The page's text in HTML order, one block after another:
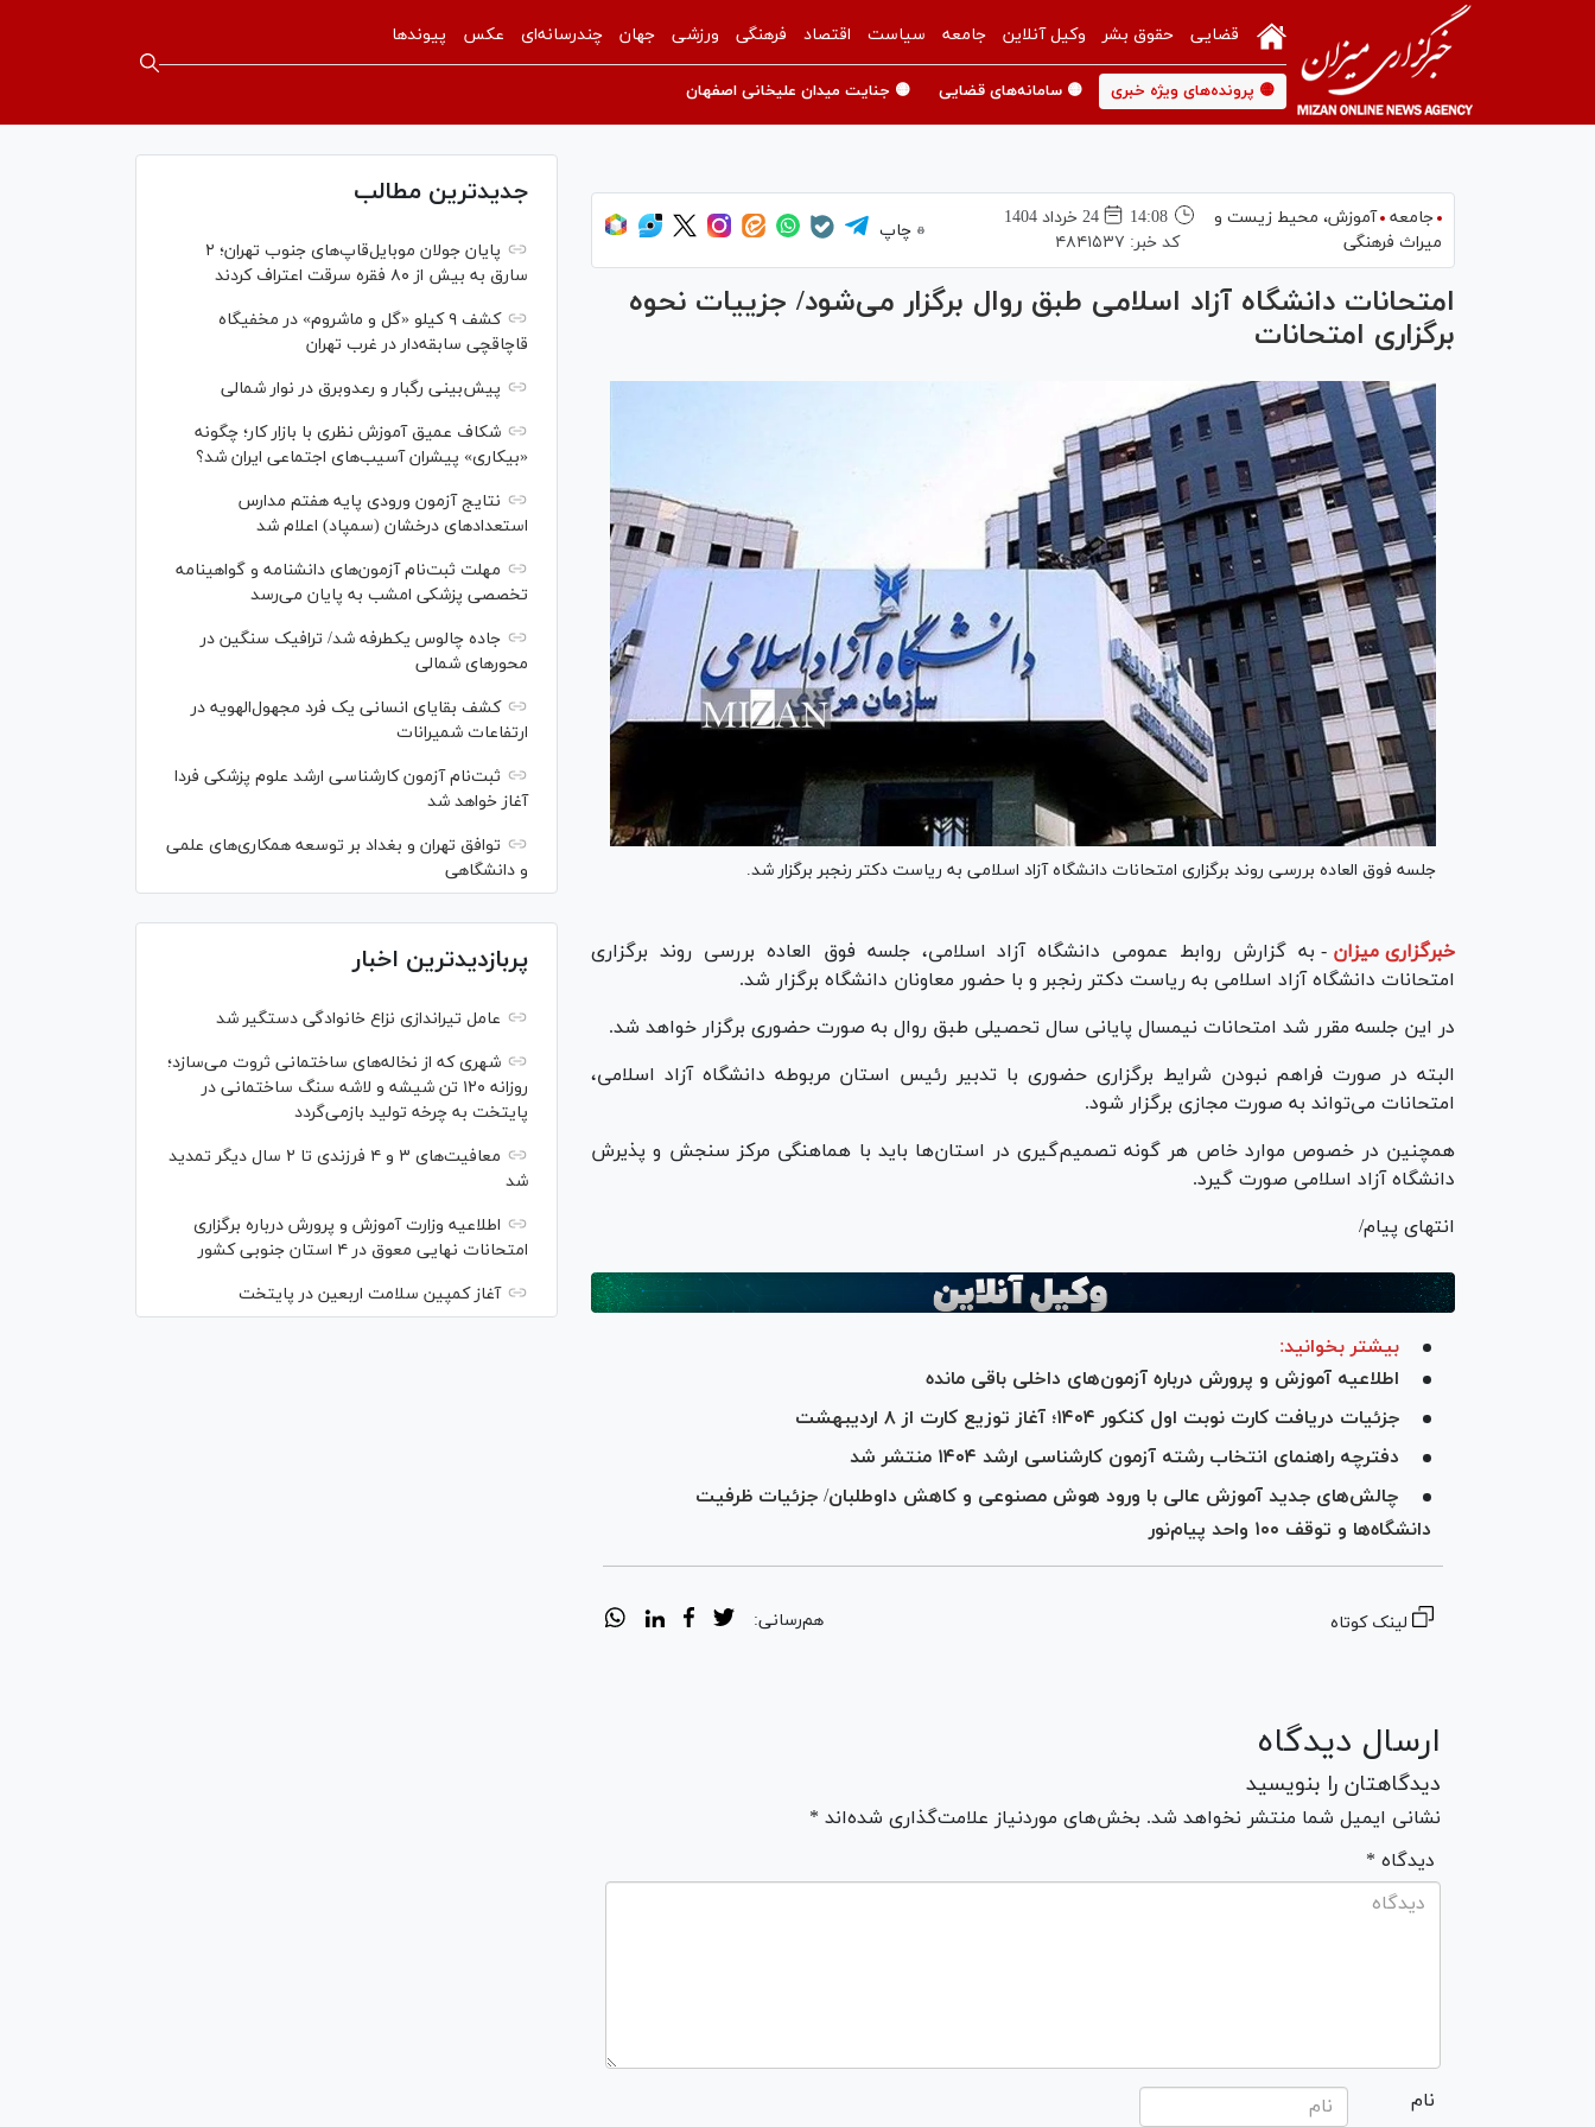
قضایی حقوق بشر وکیل آنلاین جامعه سیاست اقتصاد فرهنگی ورزشی جهان چندرسانه‌ای عکس پیوندها
🟡 پرونده‌های ویژه خبری 🟡 سامانه‌های قضایی 🟡 جنایت میدان علیخانی اصفهان
جامعه آموزش،‌ محیط زیست و
میراث فرهنگی
14:08
24 خرداد 1404
کد خبر: ۴۸۴۱۵۳۷
چاپ
امتحانات دانشگاه آزاد اسلامی طبق روال برگزار می‌شود/ جزییات نحوه
برگزاری امتحانات
جلسه فوق العاده بررسی روند برگزاری امتحانات دانشگاه آزاد اسلامی به ریاست دکتر رنجبر برگزار شد.
خبرگزاری میزان - به گزارش روابط عمومی دانشگاه آزاد اسلامی، جلسه فوق العاده بررسی روند برگزاری
امتحانات دانشگاه آزاد اسلامی به ریاست دکتر رنجبر و با حضور معاونان دانشگاه برگزار شد.
در این جلسه مقرر شد امتحانات نیمسال پایانی سال تحصیلی طبق روال به صورت حضوری برگزار خواهد شد.
البته در صورت فراهم نبودن شرایط برگزاری حضوری با تدبیر رئیس استان مربوطه دانشگاه آزاد اسلامی،
امتحانات می‌تواند به صورت مجازی برگزار شود.
همچنین در خصوص موارد خاص هر گونه تصمیم‌گیری در استان‌ها باید با هماهنگی مرکز سنجش و پذیرش
دانشگاه آزاد اسلامی صورت گیرد.
انتهای پیام/
بیشتر بخوانید:
اطلاعیه آموزش و پرورش درباره آزمون‌های داخلی باقی مانده
جزئیات دریافت کارت نوبت اول کنکور ۱۴۰۴؛ آغاز توزیع کارت از ۸ اردیبهشت
دفترچه راهنمای انتخاب رشته آزمون کارشناسی ارشد ۱۴۰۴ منتشر شد
چالش‌های جدید آموزش عالی با ورود هوش مصنوعی و کاهش داوطلبان/ جزئیات ظرفیت
دانشگاه‌ها و توقف ۱۰۰ واحد پیام‌نور
لینک کوتاه هم‌رسانی:
ارسال دیدگاه
دیدگاهتان را بنویسید
نشانی ایمیل شما منتشر نخواهد شد. بخش‌های موردنیاز علامت‌گذاری شده‌اند *
* دیدگاه
نام
جدیدترین مطالب
پایان جولان موبایل‌قاپ‌های جنوب تهران؛ ۲
سارق به بیش از ۸۰ فقره سرقت اعتراف کردند
کشف ۹ کیلو «گل و ماشروم» در مخفیگاه
قاچاقچی سابقه‌دار در غرب تهران
پیش‌بینی رگبار و رعدوبرق در نوار شمالی
شکاف عمیق آموزش نظری با بازار کار؛ چگونه
«بیکاری» پیشران آسیب‌های اجتماعی ایران شد؟
نتایج آزمون ورودی پایه هفتم مدارس
استعدادهای درخشان (سمپاد) اعلام شد
مهلت ثبت‌نام آزمون‌های دانشنامه و گواهینامه
تخصصی پزشکی امشب به پایان می‌رسد
جاده چالوس یکطرفه شد/ ترافیک سنگین در
محورهای شمالی
کشف بقایای انسانی یک فرد مجهول‌الهویه در
ارتفاعات شمیرانات
ثبت‌نام آزمون کارشناسی ارشد علوم پزشکی فردا
آغاز خواهد شد
توافق تهران و بغداد بر توسعه همکاری‌های علمی
و دانشگاهی
پربازدیدترین اخبار
عامل تیراندازی نزاع خانوادگی دستگیر شد
شهری که از نخاله‌های ساختمانی ثروت می‌سازد؛
روزانه ۱۲۰ تن شیشه و لاشه سنگ ساختمانی در
پایتخت به چرخه تولید بازمی‌گردد
معافیت‌های ۳ و ۴ فرزندی تا ۲ سال دیگر تمدید
شد
اطلاعیه وزارت آموزش و پرورش درباره برگزاری
امتحانات نهایی معوق در ۴ استان جنوبی کشور
آغاز کمپین سلامت اربعین در پایتخت